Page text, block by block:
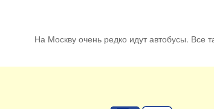
На Москву очень редко идут автобусы. Все